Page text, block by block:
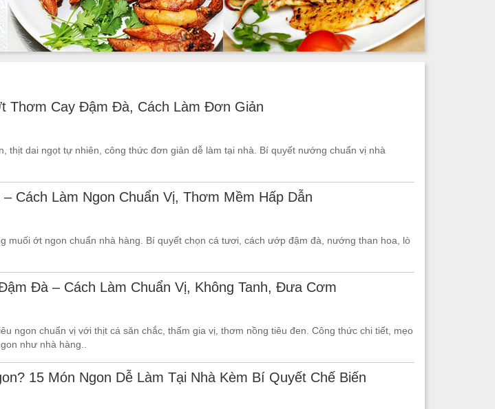
Thơm Cay Đậm Đà, Cách Làm Đơn Giản
thịt dai ngọt tự nhiên, công thức đơn giản dễ làm tại nhà. Bí quyết nướng chuẩn vị nhà
Cách Làm Ngon Chuẩn Vị, Thơm Mềm Hấp Dẫn
muối ớt ngon chuẩn nhà hàng. Bí quyết chọn cá tươi, cách ướp đậm đà, nướng than hoa, lò
Đà – Cách Làm Chuẩn Vị, Không Tanh, Đưa Cơm
ngon chuẩn vị với thịt cá săn chắc, thấm gia vị, thơm nồng tiêu đen. Công thức chi tiết, mẹo
như nhà hàng..
15 Món Ngon Dễ Làm Tại Nhà Kèm Bí Quyết Chế Biến